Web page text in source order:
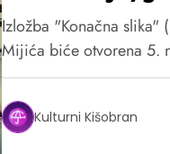
Izložba "Konačna slika"
Mijića biće otvorena 5.
Kulturni Kišobran